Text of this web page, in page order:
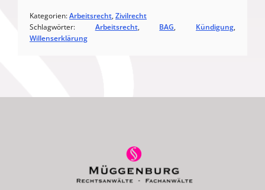
Kategorien:Arbeitsrecht, Zivilrecht
Schlagwörter: Arbeitsrecht, BAG, Kündigung
Willenserklärung